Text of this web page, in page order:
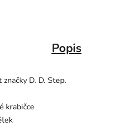
Popis
D. D. Step.
krabičce